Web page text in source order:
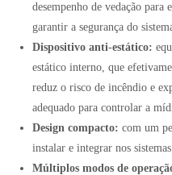
desempenho de vedação para
garantir a segurança do
Dispositivo anti-estático:
estático interno, que
reduz o risco de incêndio e
adequado para controlar a
Design compacto: com um
instalar e integrar nos
Múltiplos modos de